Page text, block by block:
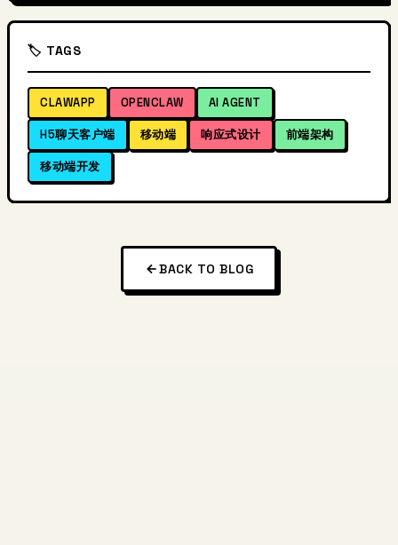
🏷️ TAGS
CLAWAPP OPENCLAW AI AGENT
H5聊天客户端 移动端 响应式设计 前端架构
移动端开发
BACK TO BLOG